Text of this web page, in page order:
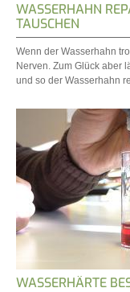
WASSERHAHN
TAUSCHEN
Wenn der Wasserhahn
Nerven. Zum Glück aber
und so der Wasserhahn
WASSERHÄRTE